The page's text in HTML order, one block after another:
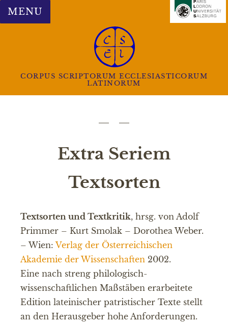
CORPUS SCRIPTORUM ECCLESIASTICORUM
LATINORUM
MENU
Extra Seriem
Textsorten
Textsorten und Textkritik, hrsg. von Adolf
Primmer – Kurt Smolak – Dorothea Weber.
– Wien:Verlag der Österreichischen
Akademie der Wissenschaften 2002.
Eine nach streng philologisch-
wissenschaftlichen Maßstäben erarbeitete
Edition lateinischer patristischer Texte stellt
an den Herausgeber hohe Anforderungen.